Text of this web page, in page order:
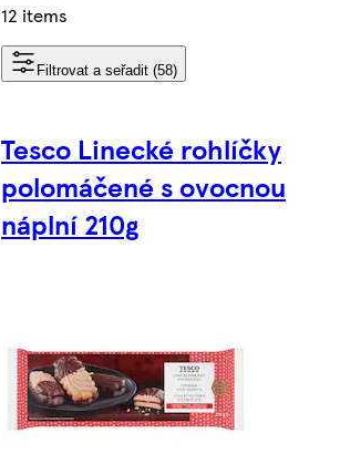
12 items
Filtrovat a seřadit (58)
Tesco Linecké rohlíčky
polomáčené s ovocnou
náplní 210g